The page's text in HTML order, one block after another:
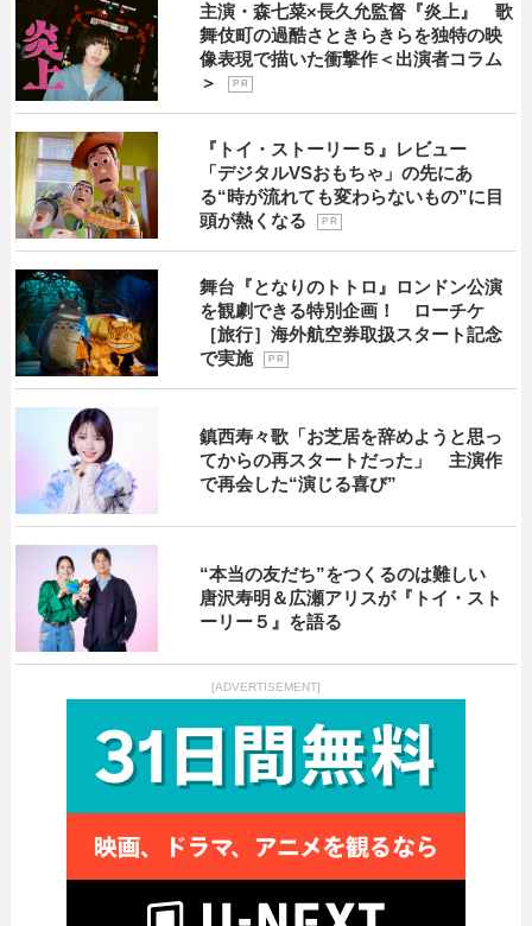
主演・森七菜×長久允監督『炎上』 歌
舞伎町の過酷さときらきらを独特の映
像表現で描いた衝撃作＜出演者コラム
＞
P R
『トイ・ストーリー５』レビュー
「デジタルVSおもちゃ」の先にあ
る“時が流れても変わらないもの”に目
頭が熱くなる
P R
舞台『となりのトトロ』ロンドン公演
を観劇できる特別企画！ ローチケ
［旅行］海外航空券取扱スタート記念
で実施
P R
鎮西寿々歌「お芝居を辞めようと思っ
てからの再スタートだった」 主演作
で再会した“演じる喜び”
“本当の友だち”をつくるのは難しい
唐沢寿明＆広瀬アリスが『トイ・スト
ーリー５』を語る
[ADVERTISEMENT]